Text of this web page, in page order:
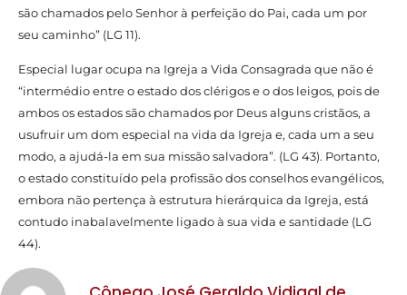
são chamados pelo Senhor à perfeição do Pai, cada um por
seu caminho” (LG 11).
Especial lugar ocupa na Igreja a Vida Consagrada que não é
“intermédio entre o estado dos clérigos e o dos leigos, pois de
ambos os estados são chamados por Deus alguns cristãos, a
usufruir um dom especial na vida da Igreja e, cada um a seu
modo, a ajudá-la em sua missão salvadora”. (LG 43). Portanto,
o estado constituído pela profissão dos conselhos evangélicos,
embora não pertença à estrutura hierárquica da Igreja, está
contudo inabalavelmente ligado à sua vida e santidade (LG
44).